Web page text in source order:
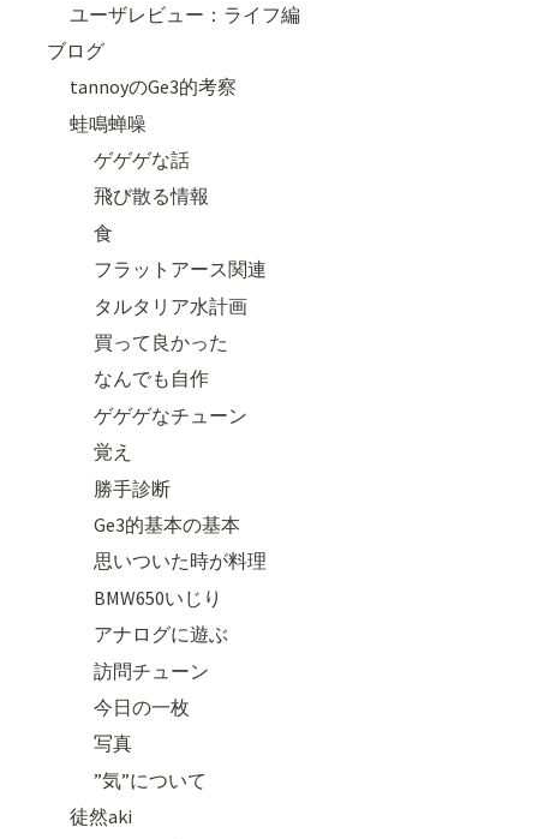
ユーザレビュー：ライフ編
ブログ
tannoyのGe3的考察
蛙鳴蝉噪
ゲゲゲな話
飛び散る情報
食
フラットアース関連
タルタリア水計画
買って良かった
なんでも自作
ゲゲゲなチューン
覚え
勝手診断
Ge3的基本の基本
思いついた時が料理
BMW650いじり
アナログに遊ぶ
訪問チューン
今日の一枚
写真
”気”について
徒然aki